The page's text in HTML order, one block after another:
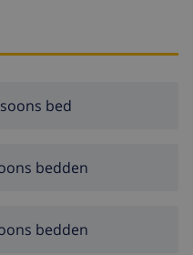
electrische
air
bed
bedden
bedden